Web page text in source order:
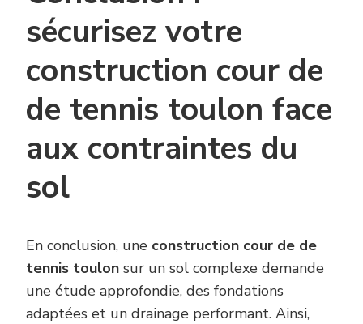
sécurisez votre
construction cour de
de tennis toulon face
aux contraintes du
sol
En conclusion, une construction cour de de
tennis toulon sur un sol complexe demande
une étude approfondie, des fondations
adaptées et un drainage performant. Ainsi,